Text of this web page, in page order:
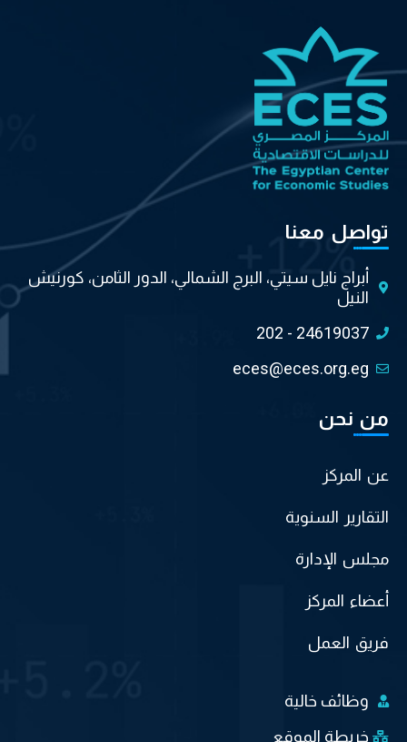
تواصل معنا
أبراج نايل سيتي، البرج الشمالي، الدور الثامن، كورنيش
النيل
202 - 24619037
eces@eces.org.eg
من نحن
عن المركز
التقارير السنوية
مجلس الإدارة
أعضاء المركز
فريق العمل
وظائف خالية
خريطة الموقع